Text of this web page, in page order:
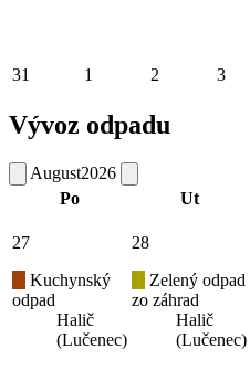
31
1 2 3
Vývoz odpadu
August2026
Po
Ut
27
Kuchynský
odpad
Halič
(Lučenec)
28
Zelený odpad
zo záhrad
Halič
(Lučenec)